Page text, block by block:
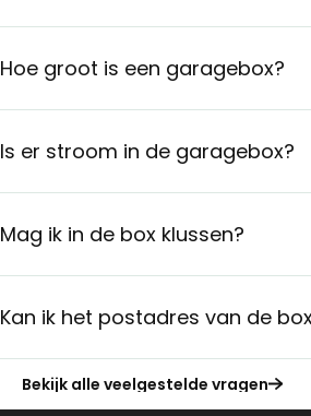
Hoe groot is een garagebox?
Is er stroom in de garagebox?
Mag ik in de box klussen?
Kan ik het postadres van de
Bekijk alle veelgestelde vragen